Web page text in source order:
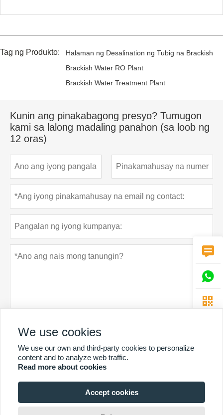
Tag ng Produkto:
Halaman ng Desalination ng Tubig na Brackish
Brackish Water RO Plant
Brackish Water Treatment Plant
Kunin ang pinakabagong presyo? Tumugon
kami sa lalong madaling panahon (sa loob ng
12 oras)
Ipasa Patakaran sa privacy
MAS MARAMING SERBISYO



We use cookies
We use our own and third-party cookies to personalize
content and to analyze web traffic.
Read more about cookies
Accept cookies